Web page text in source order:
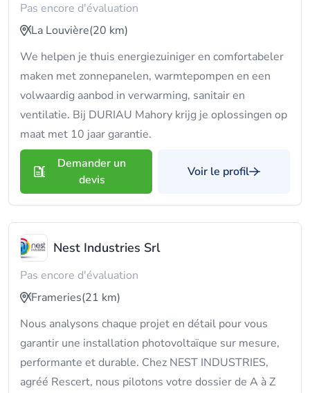
Pas encore d'évaluation
La Louvière(20 km)
We helpen je thuis energiezuiniger en comfortabeler
maken met zonnepanelen, warmtepompen en een
volwaardig aanbod in verwarming, sanitair en
ventilatie. Bij DURIAU Mahory krijg je oplossingen op
maat met 10 jaar garantie.
Demander un
devis
Voir le profil
Nest Industries Srl
Pas encore d'évaluation
Frameries(21 km)
Nous analysons chaque projet en détail pour vous
garantir une installation photovoltaïque sur mesure,
performante et durable. Chez NEST INDUSTRIES,
agréé Rescert, nous pilotons votre dossier de A à Z